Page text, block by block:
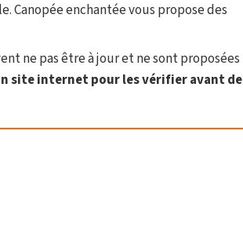
Canopée enchantée vous propose des
ne pas être à jour et ne sont proposées
site internet pour les vérifier avant de